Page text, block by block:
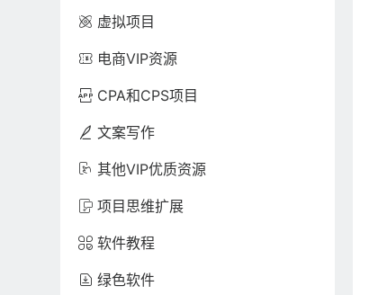
 虚拟项目
 电商VIP资源
 CPA和CPS项目
 文案写作
 其他VIP优质资源
 项目思维扩展
 软件教程
 绿色软件